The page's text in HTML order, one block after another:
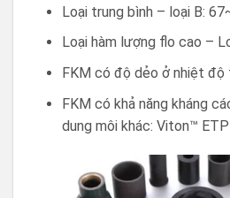
Loại trung bình – loại B:
Loại hàm lượng flo cao –
FKM có độ dẻo ở nhiệt độ
FKM có khả năng kháng
dung môi khác: Viton™